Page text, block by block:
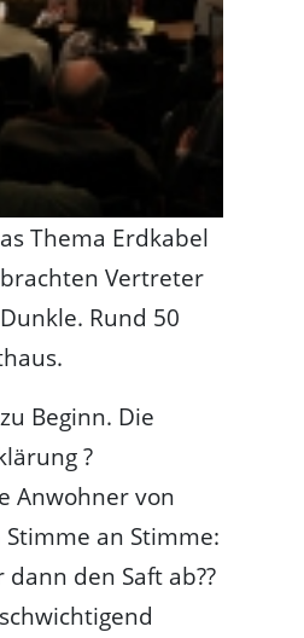
Thema Erdkabel
Vertreter
Rund 50
Beginn. Die
?
Anwohner von
an Stimme:
den Saft ab??